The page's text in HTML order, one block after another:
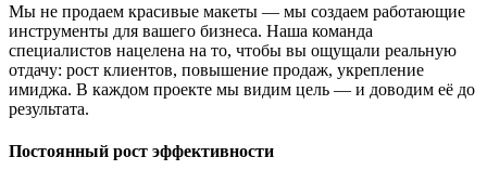
Мы не продаем красивые макеты — мы создаем работающие
инструменты для вашего бизнеса. Наша команда
специалистов нацелена на то, чтобы вы ощущали реальную
отдачу: рост клиентов, повышение продаж, укрепление
имиджа. В каждом проекте мы видим цель — и доводим её до
результата.
Постоянный рост эффективности